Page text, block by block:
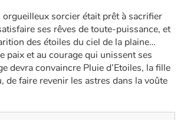
sorcières
sorcier était prêt à sacrifier
ses rêves de toute-puissance, et
des étoiles du ciel de la plaine…
paix et au courage qui unissent ses
devra convaincre Pluie d’Etoiles, la fille
de faire revenir les astres dans la voûte